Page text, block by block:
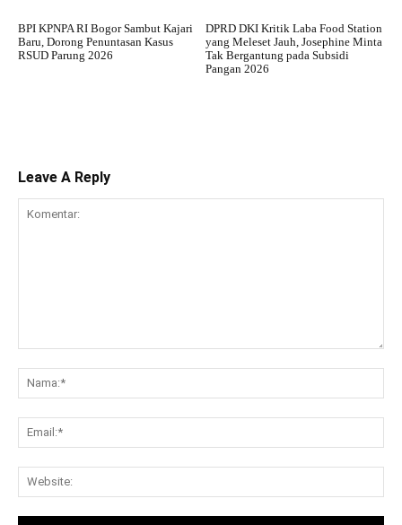
BPI KPNPA RI Bogor Sambut Kajari
Baru, Dorong Penuntasan Kasus
RSUD Parung 2026
DPRD DKI Kritik Laba Food Station
yang Meleset Jauh, Josephine Minta
Tak Bergantung pada Subsidi
Pangan 2026
Leave A Reply